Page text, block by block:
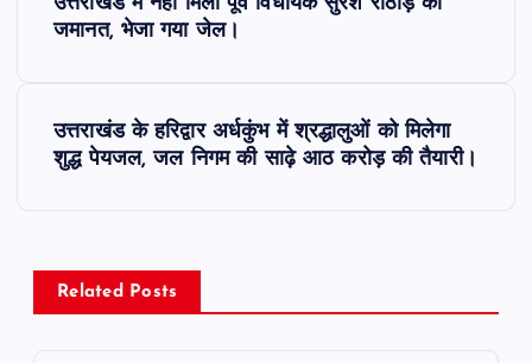
a
जमानत, भेजा गया जेल।
उत्तराखंड के हरिद्वार अर्धकुंभ में श्रद्धालुओं को मिलेगा
शुद्ध पेयजल, जल निगम की साढ़े आठ करोड़ की तैयारी।
Related Posts